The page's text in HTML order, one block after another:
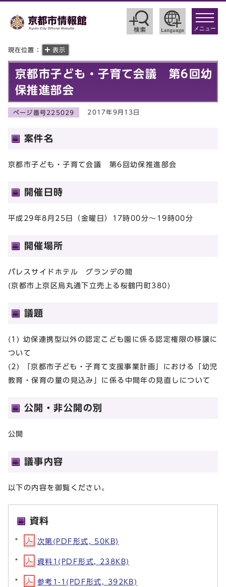
toggle
メニュー
現在位置： 表示
京都市子ども・子育て会議 第6回幼
保推進部会
ページ番号225029 2017年9月13日
案件名
京都市子ども・子育て会議 第6回幼保推進部会
開催日時
平成29年8月25日（金曜日）17時00分～19時00分
開催場所
パレスサイドホテル グランデの間
(京都市上京区烏丸通下立売上る桜鶴円町380)
議題
(1) 幼保連携型以外の認定こども園に係る認定権限の移譲に
ついて
(2) 「京都市子ども・子育て支援事業計画」における「幼児
教育・保育の量の見込み」に係る中間年の見直しについて
公開・非公開の別
公開
議事内容
以下の内容を御覧ください。
資料
次第(PDF形式, 50KB)
資料1(PDF形式, 238KB)
参考1-1(PDF形式, 392KB)